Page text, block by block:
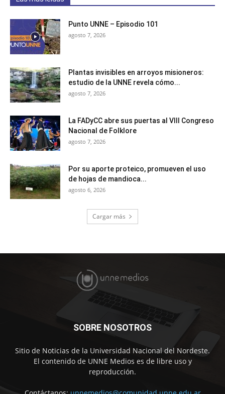
Punto UNNE – Episodio 101
agosto 7, 2026
Plantas invisibles en arroyos misioneros:
estudio de la UNNE revela cómo...
agosto 7, 2026
La FADyCC abre sus puertas al VIII Congreso
Nacional de Folklore
agosto 7, 2026
Por su aporte proteico, promueven el uso
de hojas de mandioca...
agosto 6, 2026
Cargar más
SOBRE NOSOTROS
Sitio de Noticias de la Universidad Nacional del Nordeste.
El contenido de UNNE Medios es de libre uso y
reproducción.